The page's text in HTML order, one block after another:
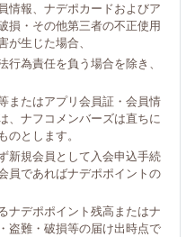
情報、ナデポカードおよびア
損・その他第三者の不正使用
が生じた場合、
為責任を負う場合を除き、
またはアプリ会員証・会員情
、ナフコメンバーズは直ちに
のとします。
新規会員として入会申込手続
員であればナデポポイントの
ナデポポイント残高またはナ
盗難・破損等の届け出時点で